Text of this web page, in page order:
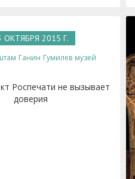
ОКТЯБРЯ 2015 Г.
Ганин Гумилев музей
Роспечати не вызывает
доверия